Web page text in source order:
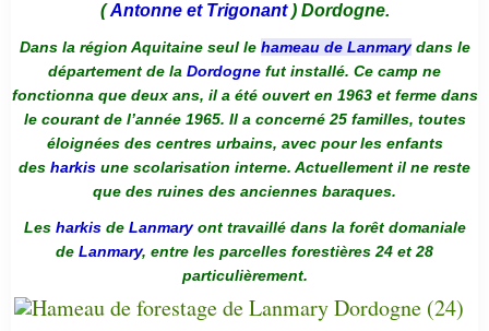
(Antonne et Trigonant) Dordogne.
Dans la région Aquitaine seul le hameau de Lanmarydans le
département de la Dordogne fut installé. Ce camp ne
fonctionna que deux ans, il a été ouvert en 1963 et ferme dans
le courant de l’année 1965. Il a concerné 25 familles, toutes
éloignées des centres urbains, avec pour les enfants
des harkis une scolarisation interne. Actuellement il ne reste
que des ruines des anciennes baraques.
Les harkis de Lanmaryont travaillé dans la forêt domaniale
de Lanmary, entre les parcelles forestières 24 et 28
particulièrement.